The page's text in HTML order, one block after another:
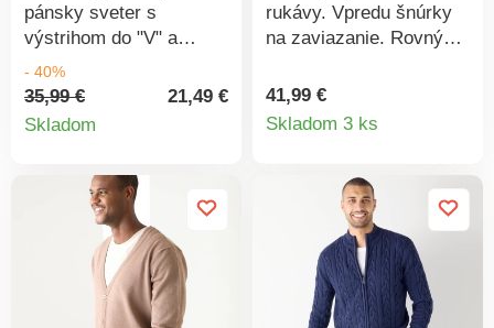
pánsky sveter s
výstrihom do "V" a
gombíkovou légou. Má
dlhé rukávy a 2 vrecká
vpredu. Príjemne sa
kvality je značka
Excellence. Možno prať
v práčke.
- 40%
35,99 €
21,49 €
Skladom
Detail
rukávy. Vpredu šnúrky
na zaviazanie. Rovný
práčke.
41,99 €
Skladom 3 ks